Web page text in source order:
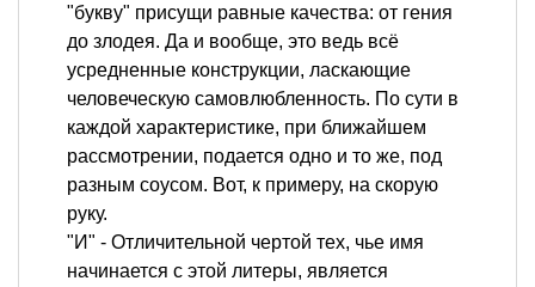
"букву" присущи равные качества: от гения
до злодея. Да и вообще, это ведь всё
усредненные конструкции, ласкающие
человеческую самовлюбленность. По сути в
каждой характеристике, при ближайшем
рассмотрении, подается одно и то же, под
разным соусом. Вот, к примеру, на скорую
руку.
"И" - Отличительной чертой тех, чье имя
начинается с этой литеры, является